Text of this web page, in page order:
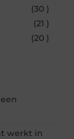
(30 )
(21 )
(20 )
werkt in